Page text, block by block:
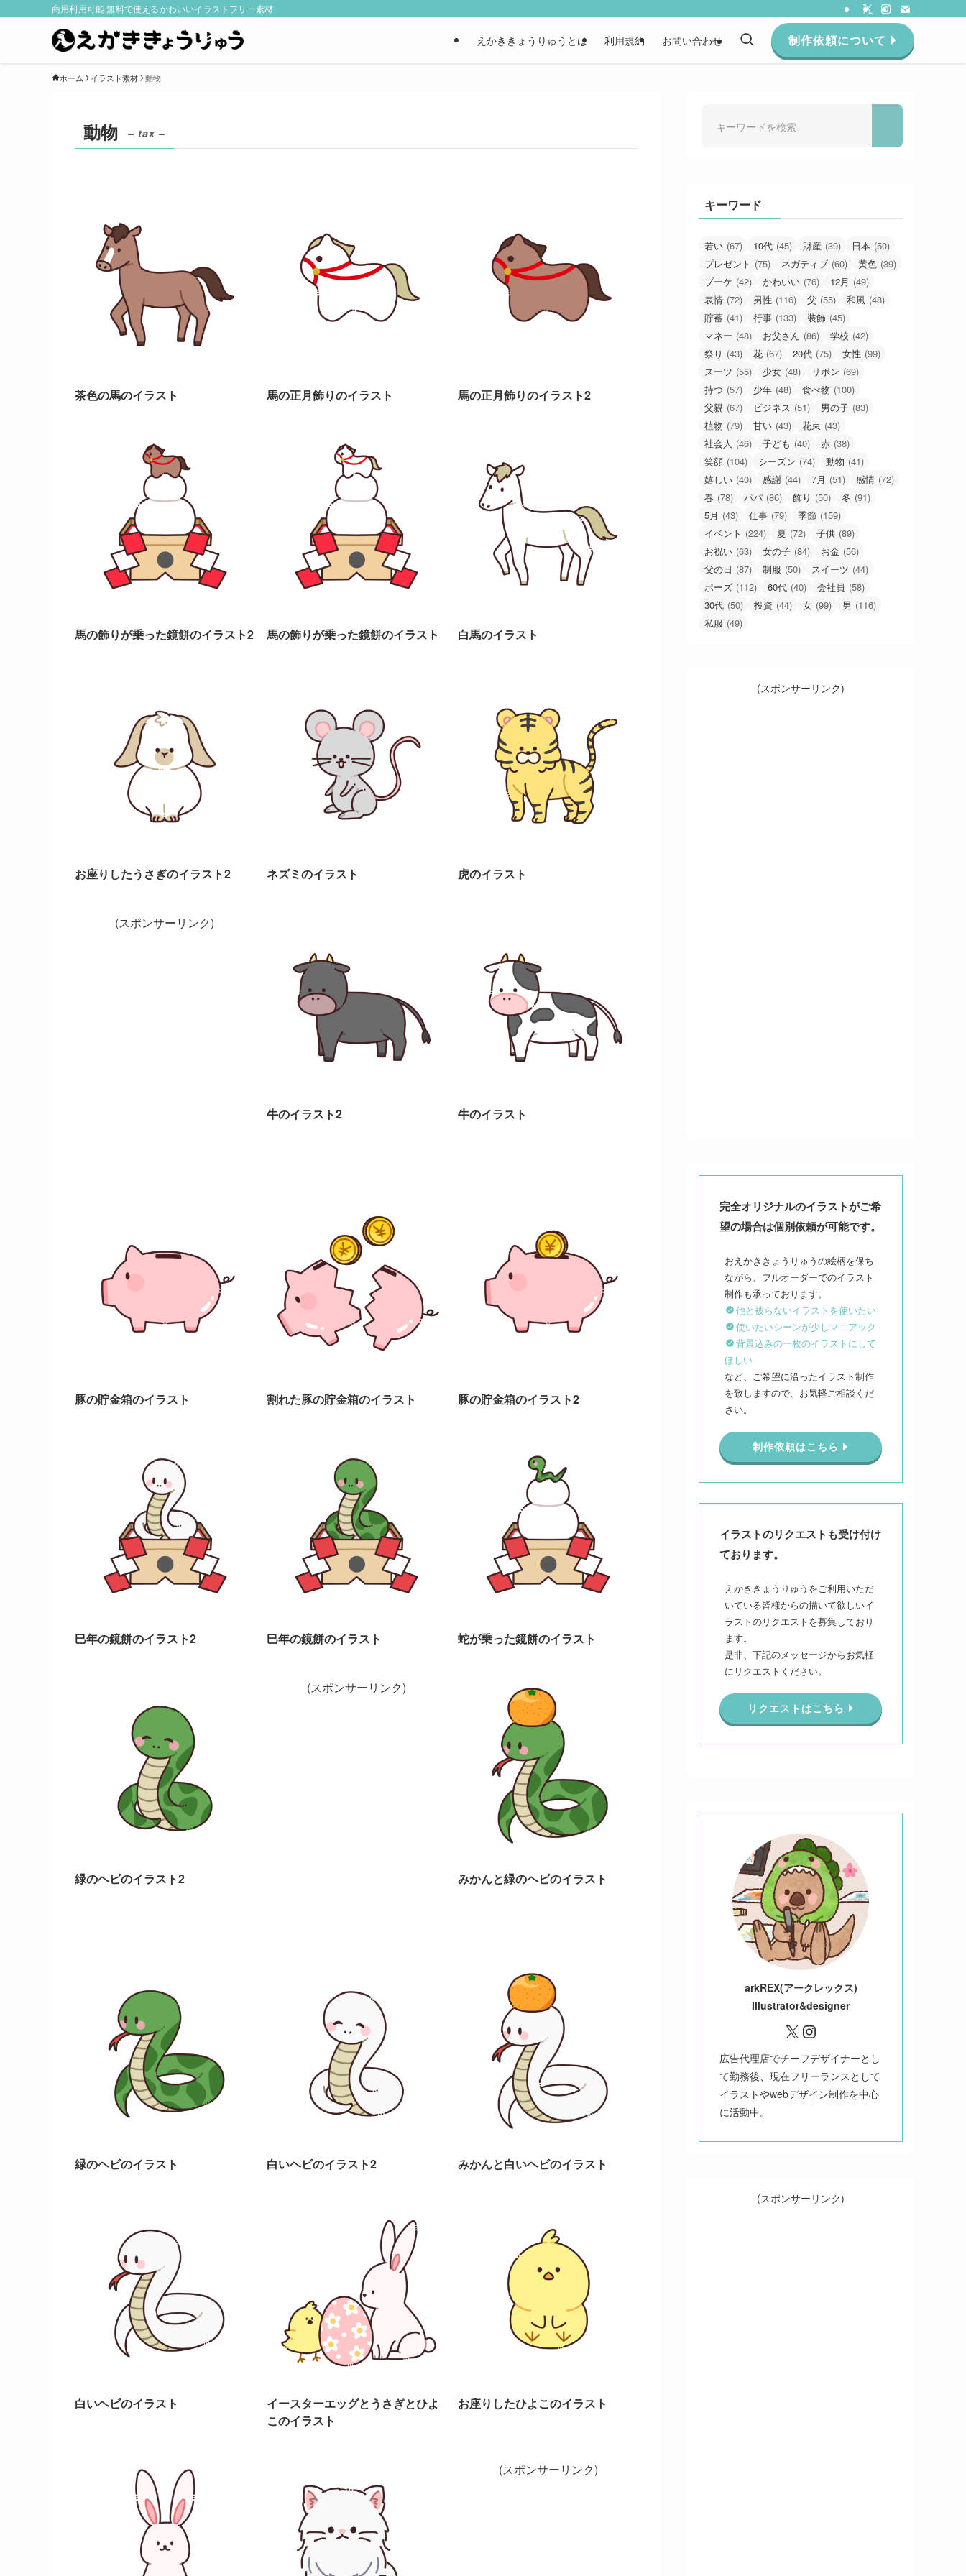
商用利用可能 無料で使えるかわいいイラストフリー素材
えかききょうりゅうとは 利用規約 お問い合わせ 制作依頼について
ホーム イラスト素材 動物
動物 – tax –
茶色の馬のイラスト 馬の正月飾りのイラスト 馬の正月飾りのイラスト2
馬の飾りが乗った鏡餅のイラスト2 馬の飾りが乗った鏡餅のイラスト 白馬のイラスト
お座りしたうさぎのイラスト2 ネズミのイラスト 虎のイラスト
(スポンサーリンク)
牛のイラスト2 牛のイラスト
豚の貯金箱のイラスト 割れた豚の貯金箱のイラスト 豚の貯金箱のイラスト2
巳年の鏡餅のイラスト2 巳年の鏡餅のイラスト 蛇が乗った鏡餅のイラスト
緑のヘビのイラスト2
(スポンサーリンク)
みかんと緑のヘビのイラスト
緑のヘビのイラスト 白いヘビのイラスト2 みかんと白いヘビのイラスト
白いヘビのイラスト
イースターエッグとうさぎとひよ
このイラスト
お座りしたひよこのイラスト
(スポンサーリンク)
キーワード
若い (67) 10代 (45) 財産 (39) 日本 (50)
プレゼント (75) ネガティブ (60) 黄色 (39)
ブーケ (42) かわいい (76) 12月 (49)
表情 (72) 男性 (116) 父 (55) 和風 (48)
貯蓄 (41) 行事 (133) 装飾 (45)
マネー (48) お父さん (86) 学校 (42)
祭り (43) 花 (67) 20代 (75) 女性 (99)
スーツ (55) 少女 (48) リボン (69)
持つ (57) 少年 (48) 食べ物 (100)
父親 (67) ビジネス (51) 男の子 (83)
植物 (79) 甘い (43) 花束 (43)
社会人 (46) 子ども (40) 赤 (38)
笑顔 (104) シーズン (74) 動物 (41)
嬉しい (40) 感謝 (44) 7月 (51) 感情 (72)
春 (78) パパ (86) 飾り (50) 冬 (91)
5月 (43) 仕事 (79) 季節 (159)
イベント (224) 夏 (72) 子供 (89)
お祝い (63) 女の子 (84) お金 (56)
父の日 (87) 制服 (50) スイーツ (44)
ポーズ (112) 60代 (40) 会社員 (58)
30代 (50) 投資 (44) 女 (99) 男 (116)
私服 (49)
(スポンサーリンク)
完全オリジナルのイラストがご希
望の場合は個別依頼が可能です。
おえかききょうりゅうの絵柄を保ち
ながら、フルオーダーでのイラスト
他と被らないイラストを使いたい
使いたいシーンが少しマニアック
背景込みの一枚のイラストにして
ほしい
など、ご希望に沿ったイラスト制作
を致しますので、お気軽ご相談くだ
さい。
制作依頼はこちら
イラストのリクエストも受け付け
ております。
えかききょうりゅうをご利用いただ
いている皆様からの描いて欲しいイ
ラストのリクエストを募集しており
ます。
是非、下記のメッセージからお気軽
にリクエストください。
リクエストはこちら
arkREX(アークレックス)
Illustrator&designer
X Instagram
広告代理店でチーフデザイナーとし
て勤務後、現在フリーランスとして
イラストやwebデザイン制作を中心
に活動中。
(スポンサーリンク)